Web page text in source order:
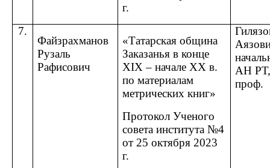
г.
7.
Файзрахманов
Рузаль
Рафисович
«Татарская община
Заказанья в конце
XIX– начале XX в.
по материалам
метрических книг»
Протокол Ученого
совета института №4
от 25 октября 2023
г.
АН РТ,
проф.